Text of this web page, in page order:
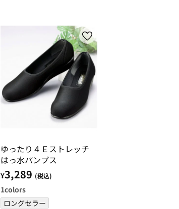
ゆったり４Ｅストレッチ
はっ水パンプス
¥3,289 (税込)
1colors
ロングセラー